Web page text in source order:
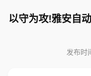
以守为攻!雅安自
发布时